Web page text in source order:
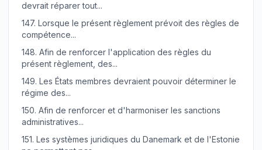
devrait réparer tout...
147. Lorsque le présent règlement prévoit des règles de
compétence...
148. Afin de renforcer l'application des règles du
présent règlement, des...
149. Les États membres devraient pouvoir déterminer le
régime des...
150. Afin de renforcer et d'harmoniser les sanctions
administratives...
151. Les systèmes juridiques du Danemark et de l'Estonie